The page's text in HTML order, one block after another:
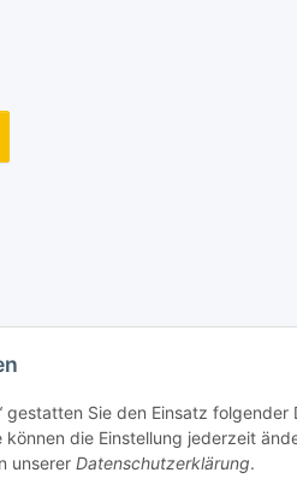
gestatten Sie den Einsatz folgender
können die Einstellung jederzeit
unserer Datenschutzerklärung.